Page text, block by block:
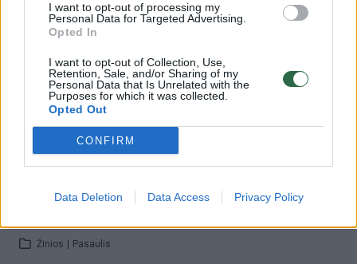
I want to opt-out of processing my
Personal Data for Targeted Advertising.
Opted In
I want to opt-out of Collection, Use,
Retention, Sale, and/or Sharing of my
Personal Data that Is Unrelated with the
Purposes for which it was collected.
Opted Out
CONFIRM
Data Deletion Data Access Privacy Policy
Žinios | Pasaulis
00:00:50
Ukrainai darant pažangą Kurske, prakalbo apie
humanitarinės teisės laikymąsi: „Rusijos teritorijoje
Bučos nebus“
Pasaulis
00:00:40
Po spartaus veržimosi į Kurską, Ukraina imasi ir kitų
Žinios Pasaulis